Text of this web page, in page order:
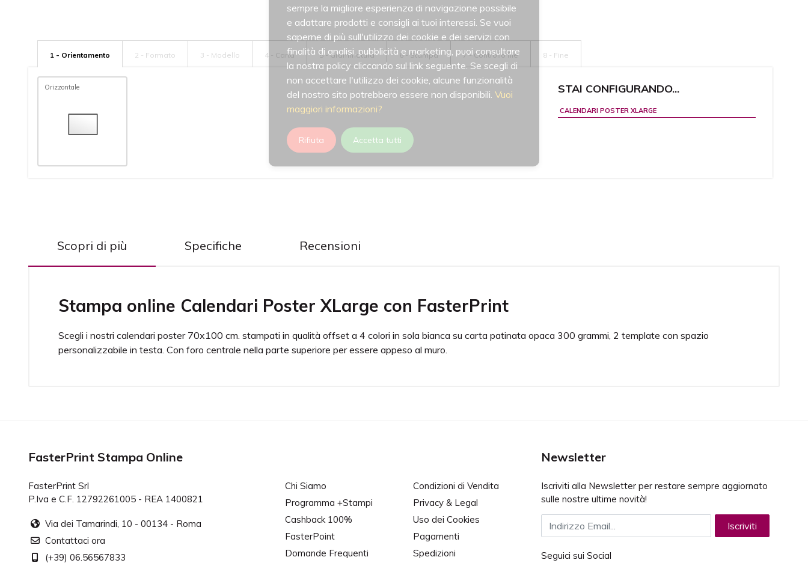
sempre la migliore esperienza di navigazione possibile
e adattare prodotti e consigli ai tuoi interessi. Se vuoi
saperne di più sull'utilizzo dei cookie e dei servizi con
finalità di analisi, pubblicità e marketing, puoi consultare
la nostra policy cliccando sul link seguente. Se scegli di
non accettare l'utilizzo dei cookie, alcune funzionalità
del nostro sito potrebbero essere non disponibili. Vuoi
maggiori informazioni?
Rifiuta Accetta tutti
1 - Orientamento 2 - Formato 3 - Modello 4 - Carta 5 - Grammatura 6 - Stampa 7 - Controllo file 8 - Fine
Orizzontale STAI CONFIGURANDO...
CALENDARI POSTER XLARGE
Scopri di più Specifiche Recensioni
Stampa online Calendari Poster XLarge con FasterPrint
Scegli i nostri calendari poster 70x100 cm. stampati in qualità offset a 4 colori in sola bianca su carta patinata opaca 300 grammi, 2 template con spazio
personalizzabile in testa. Con foro centrale nella parte superiore per essere appeso al muro.
FasterPrint Stampa Online
FasterPrint Srl
P.Iva e C.F. 12792261005 - REA 1400821
Via dei Tamarindi, 10 - 00134 - Roma
Contattaci ora
(+39) 06.56567833
Chi Siamo
Programma +Stampi
Cashback 100%
FasterPoint
Domande Frequenti
Condizioni di Vendita
Privacy & Legal
Uso dei Cookies
Pagamenti
Spedizioni
Newsletter
Iscriviti alla Newsletter per restare sempre aggiornato
sulle nostre ultime novità!
Indirizzo Email Iscriviti
Seguici sui Social